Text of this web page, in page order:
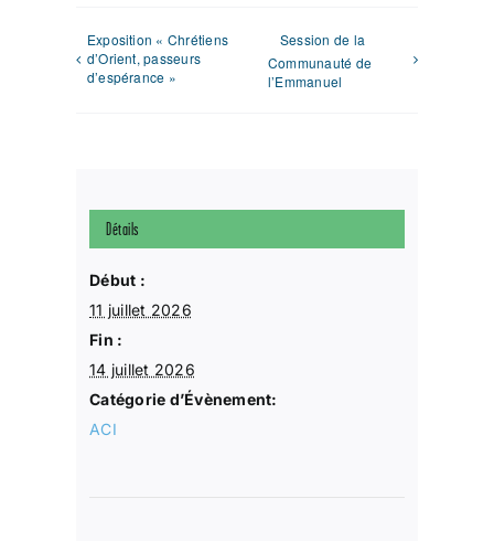
Exposition « Chrétiens
d’Orient, passeurs
d’espérance »
Session de la
Communauté de
l’Emmanuel
Détails
Début :
11 juillet 2026
Fin :
14 juillet 2026
Catégorie d’Évènement:
ACI